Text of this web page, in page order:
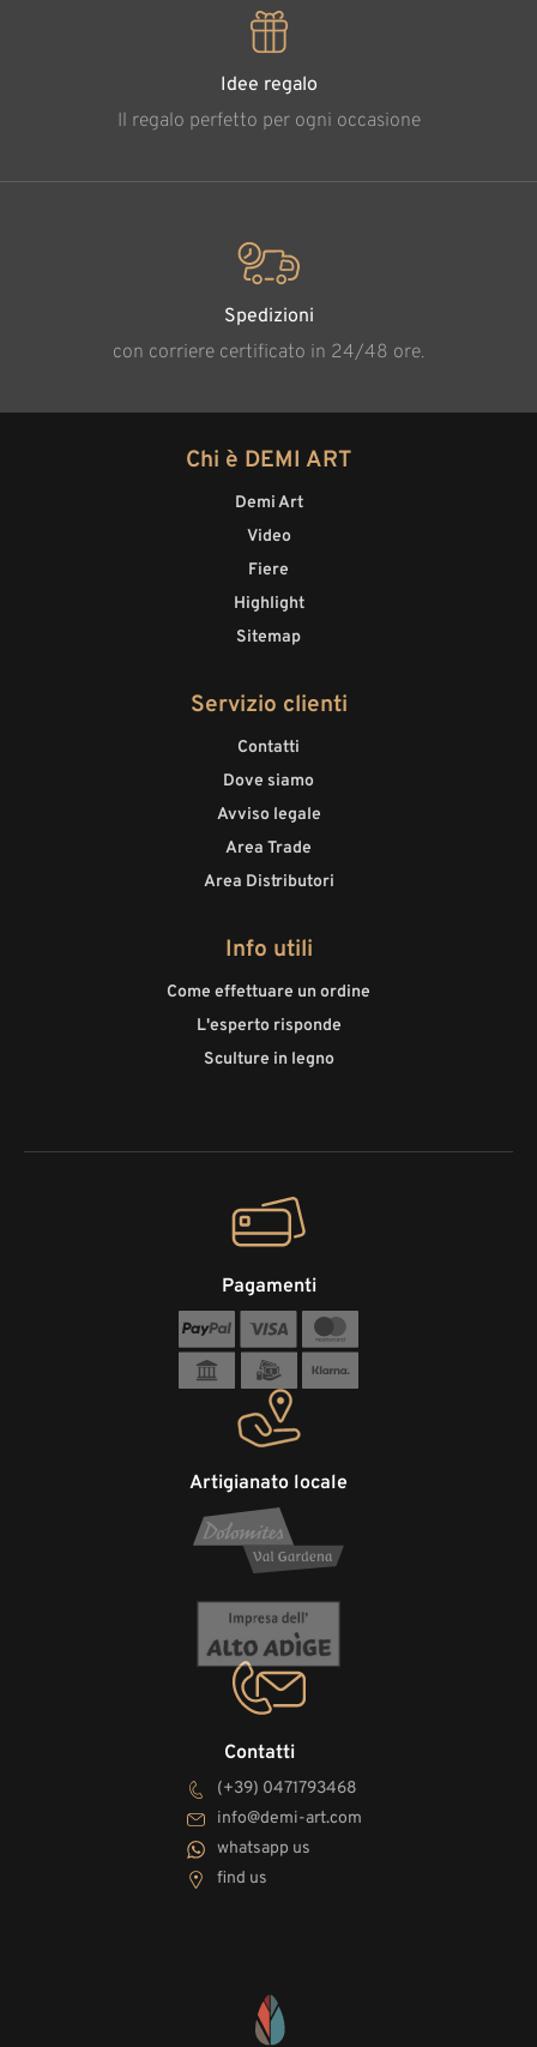
Idee regalo
Il regalo perfetto per ogni occasione
Spedizioni
con corriere certificato in 24/48 ore.
Chi è DEMI ART
Demi Art
Video
Fiere
Highlight
Sitemap
Servizio clienti
Contatti
Dove siamo
Avviso legale
Area Trade
Area Distributori
Info utili
Come effettuare un ordine
L'esperto risponde
Sculture in legno
Contatti
(+39) 0471793468
info@demi-art.com
whatsapp us
find us
Artigianato locale
Pagamenti